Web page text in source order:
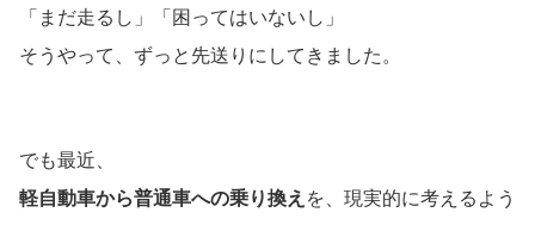
「まだ走るし」「困ってはいないし」
そうやって、ずっと先送りにしてきました。
でも最近、
軽自動車から普通車への乗り換え を、現実的に考えるよう